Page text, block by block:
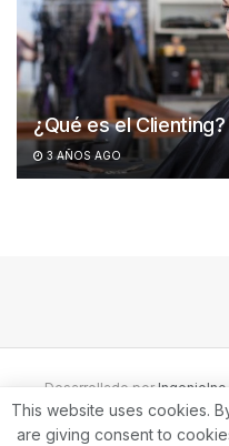
¿Qué es el Clienting?
3 AÑOS AGO
Desarrollado porIngenioInc
This website uses cookies.
are giving consent to